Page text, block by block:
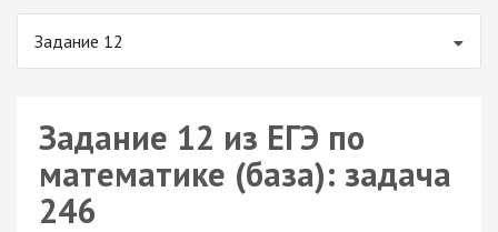
Задание 12
Задание 12 из ЕГЭ по
математике (база): задача
246